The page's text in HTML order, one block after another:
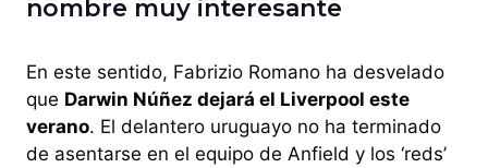
nombre muy interesante
En este sentido, Fabrizio Romano ha desvelado
que Darwin Núñez dejará el Liverpool este
verano. El delantero uruguayo no ha terminado
de asentarse en el equipo de Anfield y los ‘reds’